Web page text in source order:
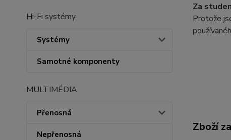
Hi-Fi systémy
Systémy
Samotné komponenty
MULTIMÉDIA
Přenosná
Nepřenosná
Za
Protože
Zboží